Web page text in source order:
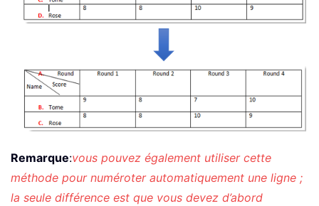
Remarque:vous pouvez également utiliser cette
méthode pour numéroter automatiquement une ligne ;
la seule différence est que vous devez d’abord